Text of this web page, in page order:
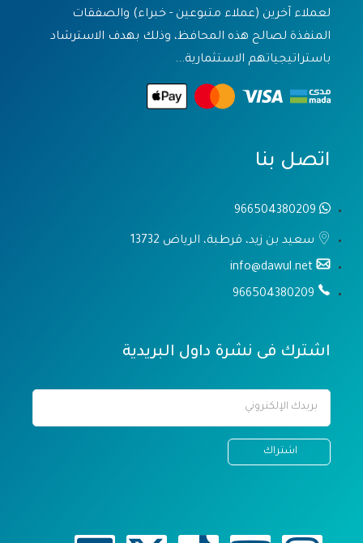
لعملاء آخرين (عملاء متبوعين - خبراء) والصفقات
المنفذة لصالح هذه المحافظ، وذلك بهدف الاسترشاد
باستراتيجياتهم الاستثمارية...
اتصل بنا
966504380209
سعيد بن زيد، قرطبة، الرياض 13732
info@dawul.net
966504380209
اشترك فى نشرة داول البريدية